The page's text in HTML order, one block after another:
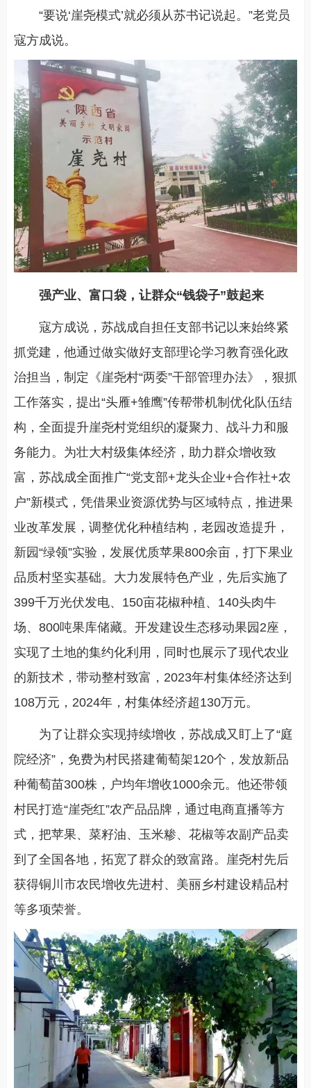
“要说‘崖尧模式’就必须从苏书记说起。”老党员
寇方成说。
强产业、富口袋，让群众“钱袋子”鼓起来
寇方成说，苏战成自担任支部书记以来始终紧
抓党建，他通过做实做好支部理论学习教育强化政
治担当，制定《崖尧村“两委”干部管理办法》，狠抓
工作落实，提出“头雁+雏鹰”传帮带机制优化队伍结
构，全面提升崖尧村党组织的凝聚力、战斗力和服
务能力。为壮大村级集体经济，助力群众增收致
富，苏战成全面推广“党支部+龙头企业+合作社+农
户”新模式，凭借果业资源优势与区域特点，推进果
业改革发展，调整优化种植结构，老园改造提升，
新园“绿领”实验，发展优质苹果800余亩，打下果业
品质村坚实基础。大力发展特色产业，先后实施了
399千万光伏发电、150亩花椒种植、140头肉牛
场、800吨果库储藏。开发建设生态移动果园2座，
实现了土地的集约化利用，同时也展示了现代农业
的新技术，带动整村致富，2023年村集体经济达到
108万元，2024年，村集体经济超130万元。
为了让群众实现持续增收，苏战成又盯上了“庭
院经济”，免费为村民搭建葡萄架120个，发放新品
种葡萄苗300株，户均年增收1000余元。他还带领
村民打造“崖尧红”农产品品牌，通过电商直播等方
式，把苹果、菜籽油、玉米糁、花椒等农副产品卖
到了全国各地，拓宽了群众的致富路。崖尧村先后
获得铜川市农民增收先进村、美丽乡村建设精品村
等多项荣誉。